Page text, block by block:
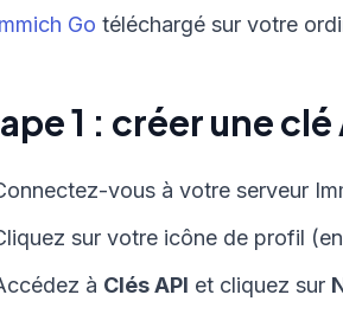
Go téléchargé sur votre
1 : créer une
vous à votre serveur
sur votre icône de profil
à Clés API et cliquez sur